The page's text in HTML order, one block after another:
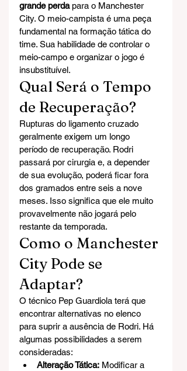
grande perda para o Manchester
City. O meio-campista é uma peça
fundamental na formação tática do
time. Sua habilidade de controlar o
meio-campo e organizar o jogo é
insubstituível.
Qual Será o Tempo
de Recuperação?
Rupturas do ligamento cruzado
geralmente exigem um longo
período de recuperação. Rodri
passará por cirurgia e, a depender
de sua evolução, poderá ficar fora
dos gramados entre seis a nove
meses. Isso significa que ele muito
provavelmente não jogará pelo
restante da temporada.
Como o Manchester
City Pode se
Adaptar?
O técnico Pep Guardiola terá que
encontrar alternativas no elenco
para suprir a ausência de Rodri. Há
algumas possibilidades a serem
consideradas:
Alteração Tática: Modificar a